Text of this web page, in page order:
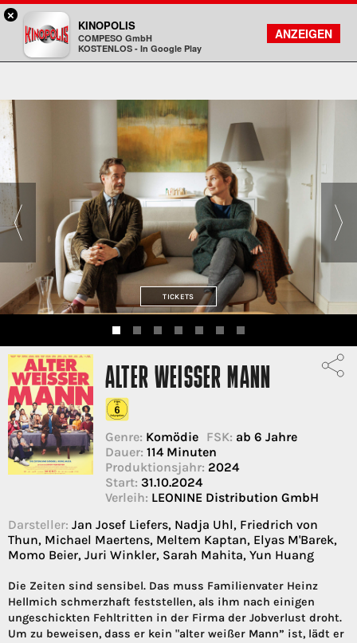
Kinopolis
FILMSUCHE
KONTO
TICKETS
ALTER WEISSER MANN
Genre: Komödie FSK: ab 6 Jahre
Dauer: 114 Minuten
Produktionsjahr: 2024
Start: 31.10.2024
Verleih: LEONINE Distribution GmbH
Darsteller: Jan Josef Liefers, Nadja Uhl, Friedrich von
Thun, Michael Maertens, Meltem Kaptan, Elyas M'Barek,
Momo Beier, Juri Winkler, Sarah Mahita, Yun Huang
Die Zeiten sind sensibel. Das muss Familienvater Heinz
Hellmich schmerzhaft feststellen, als ihm nach einigen
ungeschickten Fehltritten in der Firma der Jobverlust droht.
Um zu beweisen, dass er kein "alter weißer Mann” ist, lädt er
×
KINOPOLIS
COMPESO GmbH
KOSTENLOS - In Google Play
ANZEIGEN